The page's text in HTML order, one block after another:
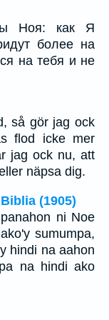
Ноя: как Я
более на
на тебя и не
så gör jag ock
flod icke mer
jag ock nu, att
näpsa dig.
(1905)
ni Noe
sumumpa,
hindi na aahon
na hindi ako